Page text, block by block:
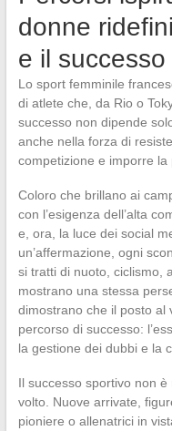
donne
e il
Lo sport femminile
di atlete che, da Rio o
successo non dipende
anche nella forza di
competizione e imporre la
Coloro che brillano ai
con l’esigenza dell’alta
e, ora, la luce dei social
un’affermazione, ogni
si tratti di nuoto, ciclismo,
mostrano una stessa
dimostrano che il posto al
percorso di successo:
la gestione dei dubbi e la
Il successo sportivo non
volto. Nuove arrivate,
pioniere o allenatrici in